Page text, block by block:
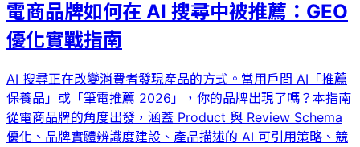
電商品牌如何在 AI 搜尋中被推薦：GEO
優化實戰指南
AI 搜尋正在改變消費者發現產品的方式。當用戶問 AI「推薦
保養品」或「筆電推薦 2026」，你的品牌出現了嗎？本指南
從電商品牌的角度出發，涵蓋 Product 與 Review Schema
優化、品牌實體辨識度建設、產品描述的 AI 可引用策略、競